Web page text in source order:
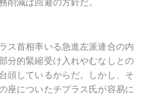
削減は回避の方針だ。
ス首相率いる急進左派連合の内
分的緊縮受け入れやむなしとの
頭しているからだ。しかし、そ
座についたチプラス氏が容易に